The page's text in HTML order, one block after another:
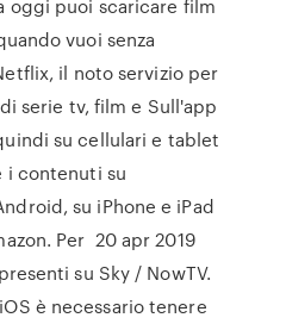
oggi puoi scaricare film
vuoi senza
il noto servizio per
serie tv, film e Sull'app
su cellulari e tablet
i contenuti su
su iPhone e iPad
Per 20 apr 2019
su Sky / NowTV.
è necessario tenere